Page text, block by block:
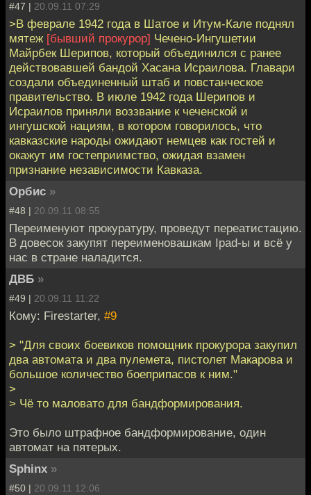
#47 | 20.09.11 07:29
>В феврале 1942 года в Шатое и Итум-Кале поднял
мятеж [бывший прокурор] Чечено-Ингушетии
Майрбек Шерипов, который объединился с ранее
действовавшей бандой Хасана Исраилова. Главари
создали объединенный штаб и повстанческое
правительство. В июле 1942 года Шерипов и
Исраилов приняли воззвание к чеченской и
ингушской нациям, в котором говорилось, что
кавказские народы ожидают немцев как гостей и
окажут им гостеприимство, ожидая взамен
признание независимости Кавказа.
Орбис »
#48 | 20.09.11 08:55
Переименуют прокуратуру, проведут переатистацию.
В довесок закупят переименовашкам Ipad-ы и всё у
нас в стране наладится.
ДВБ »
#49 | 20.09.11 11:22
Кому: Firestarter, #9
> "Для своих боевиков помощник прокурора закупил
два автомата и два пулемета, пистолет Макарова и
большое количество боеприпасов к ним."
>
> Чё то маловато для бандформирования.
Это было штрафное бандформирование, один
автомат на пятерых.
Sphinx »
#50 | 20.09.11 12:06